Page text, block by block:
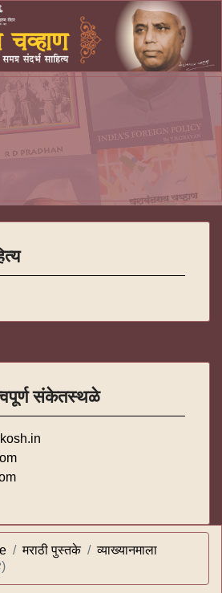
संकेतस्थळे
मराठी पुस्तके
व्याख्यानमाला